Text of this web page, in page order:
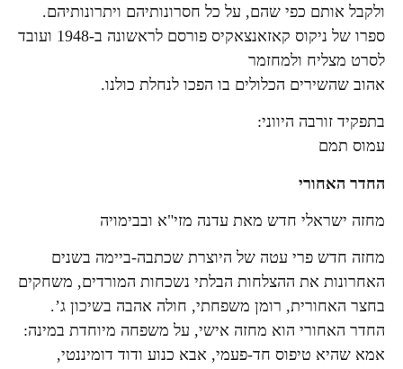
ולקבל אותם כפי שהם, על כל חסרונותיהם ויתרונותיהם.
ספרו של ניקוס קאזאנצאקיס פורסם לראשונה ב-1948 ועובד
לסרט מצליח ולמחזמר
אהוב שהשירים הכלולים בו הפכו לנחלת כולנו.
בתפקיד זורבה היווני:
עמוס תמם
החדר האחורי
מחזה ישראלי חדש מאת עדנה מזי"א ובבימויה
מחזה חדש פרי עטה של היוצרת שכתבה-ביימה בשנים
האחרונות את ההצלחות הבלתי נשכחות המורדים, משחקים
בחצר האחורית, רומן משפחתי, חולה אהבה בשיכון ג’.
החדר האחורי הוא מחזה אישי, על משפחה מיוחדת במינה:
אמא שהיא טיפוס חד-פעמי, אבא כנוע ודוד דומיננטי,